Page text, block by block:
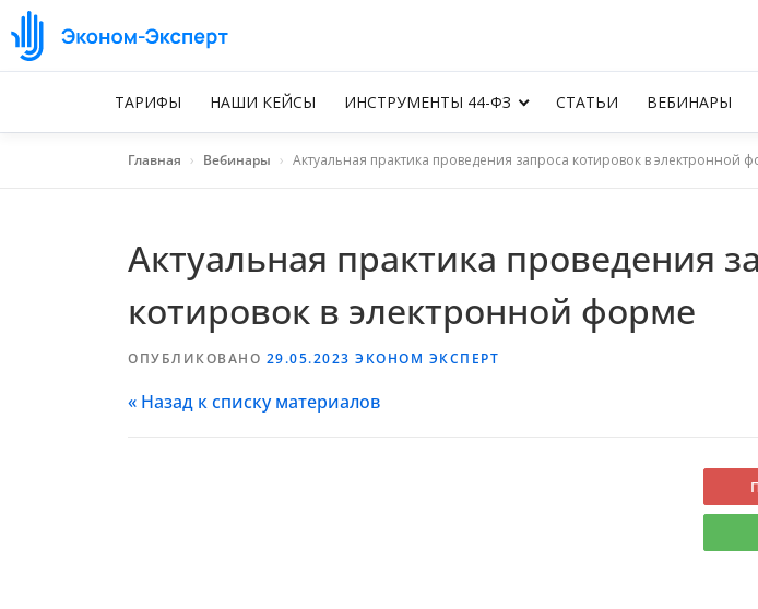
ТАРИФЫ НАШИ КЕЙСЫ ИНСТРУМЕНТЫ 44-ФЗ СТАТЬИ ВЕБИНАРЫ
Главная › Вебинары › Актуальная практика проведения запроса котировок в электронной
Актуальная практика проведения
котировок в электронной форме
ОПУБЛИКОВАНО 29.05.2023 ЭКОНОМ ЭКСПЕРТ
« Назад к списку материалов